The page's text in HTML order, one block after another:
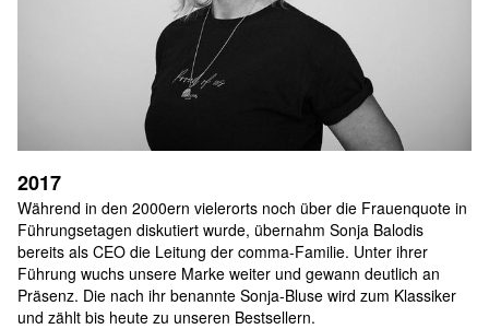
2017
Während in den 2000ern vielerorts noch über die Frauenquote in
Führungsetagen diskutiert wurde, übernahm Sonja Balodis
bereits als CEO die Leitung der comma-Familie. Unter ihrer
Führung wuchs unsere Marke weiter und gewann deutlich an
Präsenz. Die nach ihr benannte Sonja-Bluse wird zum Klassiker
und zählt bis heute zu unseren Bestsellern.